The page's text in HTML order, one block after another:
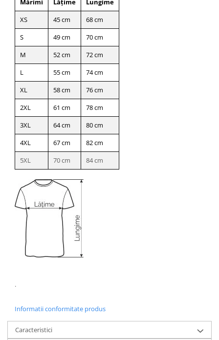
Mărimi Lățime
Lungime
XS
45 cm
68 cm
S
49 cm
70 cm
M
52 cm
72 cm
L
55 cm
74 cm
XL
58 cm
76 cm
2XL
61 cm
78 cm
3XL
64 cm
80 cm
4XL
67 cm
82 cm
5XL
70 cm 84 cm
.
Informatii conformitate produs
Caracteristici